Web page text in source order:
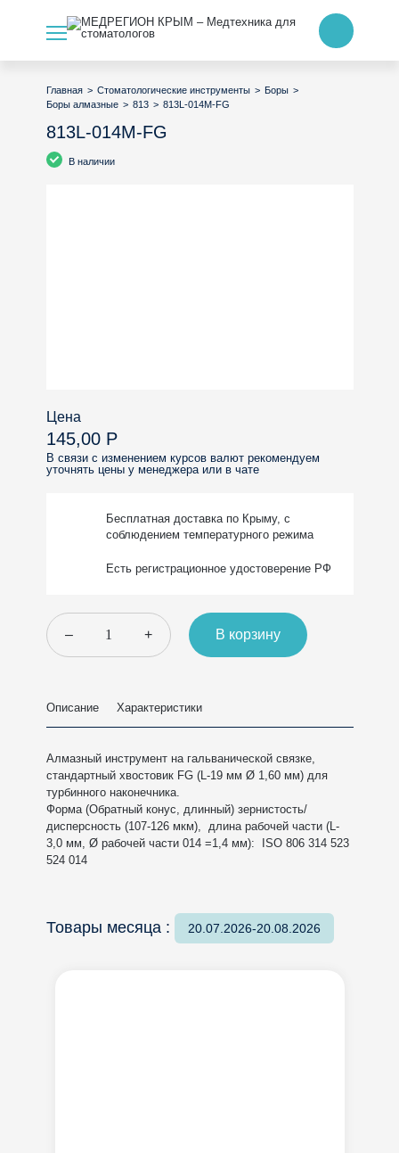
Главная > Стоматологические инструменты > Боры >
Боры алмазные > 813 > 813L-014M-FG
813L-014M-FG
В наличии
Цена
145,00 Р
В связи с изменением курсов валют рекомендуем
уточнять цены у менеджера или в чате
Бесплатная доставка по Крыму, с
соблюдением температурного режима
Есть регистрационное удостоверение РФ
– + В корзину
Описание Характеристики
Алмазный инструмент на гальванической связке,
стандартный хвостовик FG (L-19 мм Ø 1,60 мм) для
турбинного наконечника.
Форма (Обратный конус, длинный) зернистость/
дисперсность (107-126 мкм), длина рабочей части (L-
3,0 мм, Ø рабочей части 014 =1,4 мм): ISO 806 314 523
524 014
Товары месяца : 20.07.2026-20.08.2026